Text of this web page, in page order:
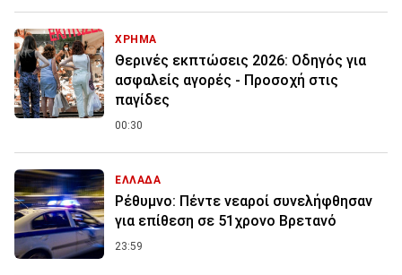
ΧΡΗΜΑ
Θερινές εκπτώσεις 2026: Οδηγός για
ασφαλείς αγορές - Προσοχή στις
παγίδες
00:30
ΕΛΛΑΔΑ
Ρέθυμνο: Πέντε νεαροί συνελήφθησαν
για επίθεση σε 51χρονο Βρετανό
23:59